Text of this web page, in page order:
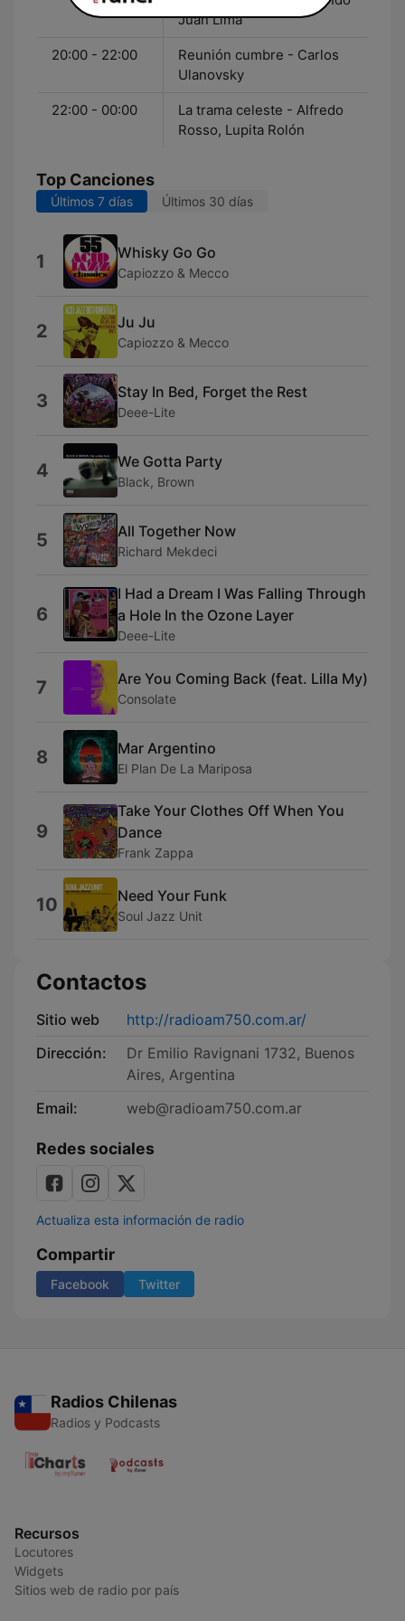
Juan Lima
20:00 - 22:00
Reunión cumbre - Carlos
Ulanovsky
22:00 - 00:00
La trama celeste - Alfredo
Rosso, Lupita Rolón
Top Canciones
Últimos 7 días Últimos 30 días
1 Whisky Go Go
Capiozzo & Mecco
2 Ju Ju
Capiozzo & Mecco
3 Stay In Bed, Forget the Rest
Deee-Lite
4 We Gotta Party
Black, Brown
5 All Together Now
Richard Mekdeci
6
I Had a Dream I Was Falling Through
a Hole In the Ozone Layer
Deee-Lite
7 Are You Coming Back (feat. Lilla My)
Consolate
8 Mar Argentino
El Plan De La Mariposa
9
Take Your Clothes Off When You
Dance
Frank Zappa
10 Need Your Funk
Soul Jazz Unit
Contactos
Sitio web
http://radioam750.com.ar/
Dirección:
Dr Emilio Ravignani 1732, Buenos
Aires, Argentina
Email:
web@radioam750.com.ar
Redes sociales
Actualiza esta información de radio
Compartir
Facebook Twitter
Radios Chilenas
Radios y Podcasts
Recursos
Locutores
Widgets
Sitios web de radio por país